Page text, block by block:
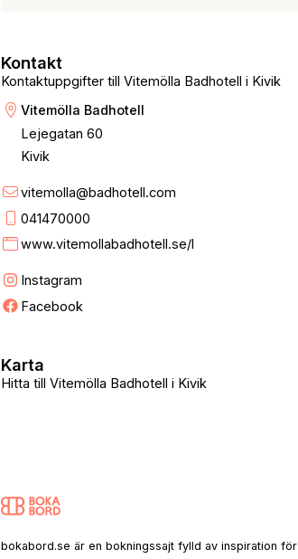
Kontaktuppgifter till Vitemölla Badhotell i Kivik
Kontakt
Vitemölla Badhotell
Lejegatan 60
Kivik
vitemolla@badhotell.com
041470000
www.vitemollabadhotell.se/l
Instagram
Facebook
Hitta till Vitemölla Badhotell i Kivik
Karta
bokabord.se är en bokningssajt fylld av inspiration